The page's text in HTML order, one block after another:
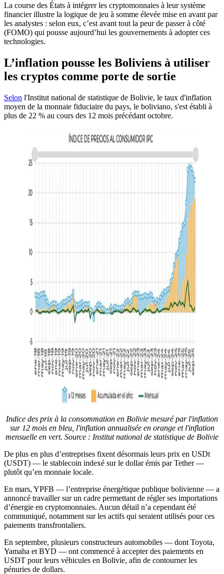
La course des États à intégrer les cryptomonnaies à leur système
financier illustre la logique de jeu à somme élevée mise en avant par
les analystes : selon eux, c’est avant tout la peur de passer à côté
(FOMO) qui pousse aujourd’hui les gouvernements à adopter ces
technologies.
L’inflation pousse les Boliviens à utiliser
les cryptos comme porte de sortie
Selon l'Institut national de statistique de Bolivie, le taux d'inflation
moyen de la monnaie fiduciaire du pays, le boliviano, s'est établi à
plus de 22 % au cours des 12 mois précédant octobre.
Indice des prix à la consommation en Bolivie mesuré par l'inflation
sur 12 mois en bleu, l'inflation annualisée en orange et l'inflation
mensuelle en vert. Source : Institut national de statistique de Bolivie
De plus en plus d’entreprises fixent désormais leurs prix en USDt
(USDT) — le stablecoin indexé sur le dollar émis par Tether —
plutôt qu’en monnaie locale.
En mars, YPFB — l’entreprise énergétique publique bolivienne — a
annoncé travailler sur un cadre permettant de régler ses importations
d’énergie en cryptomonnaies. Aucun détail n’a cependant été
communiqué, notamment sur les actifs qui seraient utilisés pour ces
paiements transfrontaliers.
En septembre, plusieurs constructeurs automobiles — dont Toyota,
Yamaha et BYD — ont commencé à accepter des paiements en
USDT pour leurs véhicules en Bolivie, afin de contourner les
pénuries de dollars.